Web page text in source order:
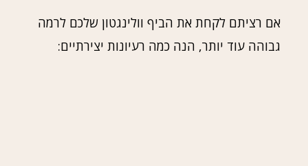
אם רציתם לקחת את הביף וולינגטון שלכם לרמה
גבוהה עוד יותר, הנה כמה רעיונות יצירתיים: